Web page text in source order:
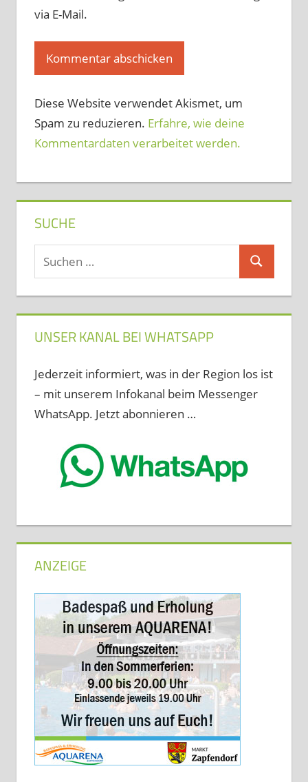
via E-Mail.
Diese Website verwendet Akismet, um
Spam zu reduzieren. Erfahre, wie deine
Kommentardaten verarbeitet werden.
SUCHE
Suchen
nach:
Suchen
UNSER KANAL BEI WHATSAPP
Jederzeit informiert, was in der Region los ist
– mit unserem Infokanal beim Messenger
WhatsApp. Jetzt abonnieren …
ANZEIGE